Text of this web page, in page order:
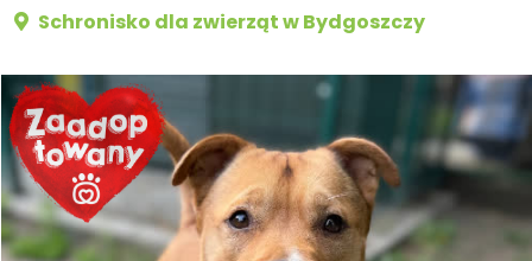
Schronisko dla zwierząt w Bydgoszczy